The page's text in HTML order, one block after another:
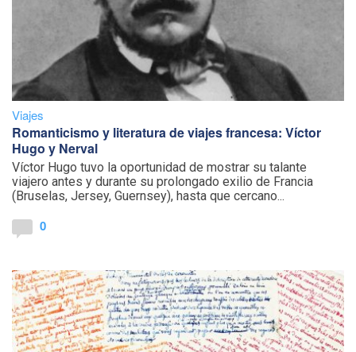
Viajes
Romanticismo y literatura de viajes francesa: Víctor
Hugo y Nerval
Víctor Hugo tuvo la oportunidad de mostrar su talante
viajero antes y durante su prolongado exilio de Francia
(Bruselas, Jersey, Guernsey), hasta que cercano...
0